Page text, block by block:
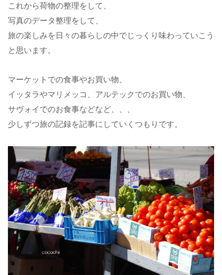
これから荷物の整理をして、
写真のデータ整理をして、
旅の楽しみを日々の暮らしの中でじっくり味わっていこう
と思います。
マーケットでの食事やお買い物、
イッタラやマリメッコ、アルテックでのお買い物、
サヴォイでのお食事などなど、、、
少しずつ旅の記録を記事にしていくつもりです。